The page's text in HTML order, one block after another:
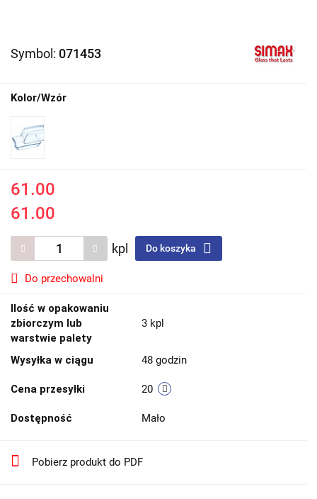
Symbol: 071453
Kolor/Wzór
61.00
61.00
kpl Do koszyka
Do przechowalni
Ilość w opakowaniu
zbiorczym lub
warstwie palety
3 kpl
Wysyłka w ciągu 48 godzin
Cena przesyłki 20
Dostępność Mało
Pobierz produkt do PDF